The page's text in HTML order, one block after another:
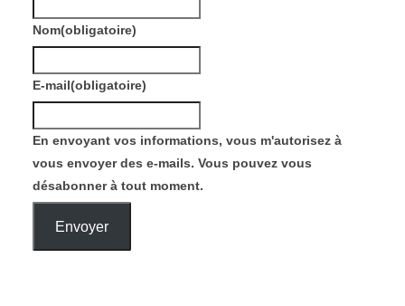
Nom(obligatoire)
E-mail(obligatoire)
En envoyant vos informations, vous m'autorisez à
vous envoyer des e-mails. Vous pouvez vous
désabonner à tout moment.
Envoyer